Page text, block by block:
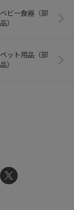
ベビー食器（部
品）
ペット用品（部
品）